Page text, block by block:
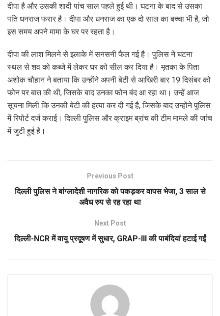
दीपा है और उसकी शादी पांच साल पहले हुई थी। घटना के बाद से उसका
पति धनराज फरार है। दीपा और धनराज का एक दो साल का बच्चा भी है, जो
इस समय अपने मामा के घर पर रहता है।
दीपा की लाश मिलने से इलाके में सनसनी फैल गई है। पुलिस ने घटना
स्थल से शव को कब्जे में लेकर घर को सील कर दिया है। मृतका के पिता
अशोक चौहान ने बताया कि उन्होंने अपनी बेटी से आखिरी बार 19 दिसंबर को
फोन पर बात की थी, जिसके बाद उनका फोन बंद आ रहा था। उन्हें आज
सूचना मिली कि उनकी बेटी की हत्या कर दी गई है, जिसके बाद उन्होंने पुलिस
में रिपोर्ट दर्ज कराई। दिल्ली पुलिस और क्राइम ब्रांच की टीम मामले की जांच
में जुटी हुई है।
Previous Post
दिल्ली पुलिस ने बांग्लादेशी नागरिक को पकड़कर वापस भेजा, 3 साल से
अवैध रुप से रह रहा था
Next Post
दिल्ली-NCR में वायु प्रदूषण में सुधार, GRAP-III की पाबंदियां हटाई गईं